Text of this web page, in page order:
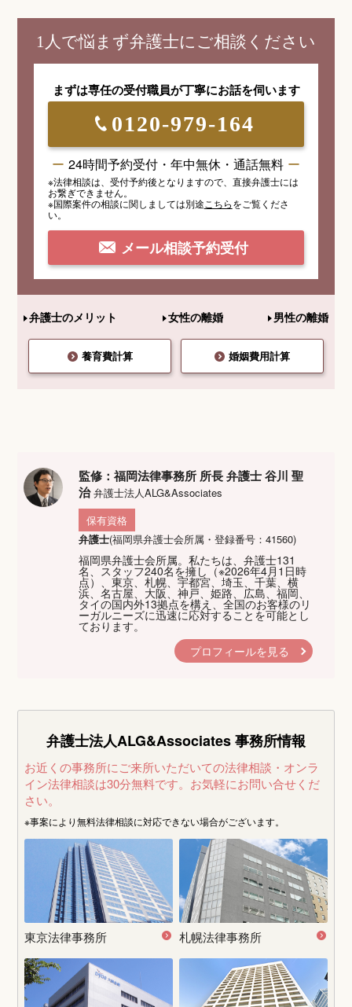
1人で悩まず弁護士にご相談ください
まずは専任の受付職員が丁寧にお話を伺います
0120-979-164
24時間予約受付・年中無休・通話無料
※法律相談は、受付予約後となりますので、 直接弁護士には
お繋ぎできません。
※国際案件の相談に関しましては別途 こちらをご覧くださ
い。
メール相談予約受付
弁護士のメリット 女性の離婚 男性の離婚
養育費計算 婚姻費用計算
監修：福岡法律事務所 所長 弁護士 谷川 聖
治弁護士法人ALG&Associates
保有資格
弁護士(福岡県弁護士会所属・登録番号：41560)
福岡県弁護士会所属。私たちは、弁護士131
名、スタッフ240名を擁し（※2026年4月1日時
点）、東京、札幌、宇都宮、埼玉、千葉、横
浜、名古屋、大阪、神戸、姫路、広島、福岡、
タイの国内外13拠点を構え、全国のお客様のリ
ーガルニーズに迅速に応対することを可能とし
ております。
プロフィールを見る
弁護士法人ALG&Associates事務所情報
お近くの事務所にご来所いただいての法律相談・オンラ
イン法律相談は30分無料です。 お気軽にお問い合せくだ
さい。
※事案により無料法律相談に対応できない場合がございます。
東京法律事務所 札幌法律事務所